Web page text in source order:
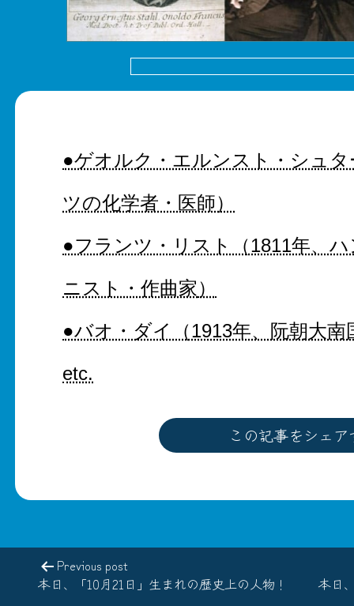
●ゲオルク・エルンスト・シュタ
ツの化学者・医師）
●フランツ・リスト（1811年、
ニスト・作曲家）
●バオ・ダイ（1913年、阮朝大南
etc.
この記事をシェア
Previous post
本日、「10月21日」生まれの歴史上の人物！
本日